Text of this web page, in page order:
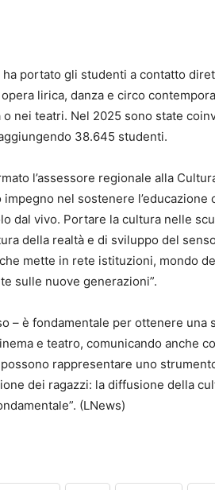
ha portato gli studenti a contatto
lirica, danza e circo
nei teatri. Nel 2025 sono state
38.645 studenti.
l’assessore regionale alla
nel sostenere l’educazione
dal vivo. Portare la cultura nelle
della realtà e di sviluppo del
mette in rete istituzioni, mondo
sulle nuove generazioni”.
– è fondamentale per ottenere una
e teatro, comunicando anche
rappresentare uno
dei ragazzi: la diffusione della
(LNews)